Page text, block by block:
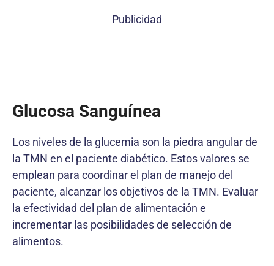
Publicidad
Glucosa Sanguínea
Los niveles de la glucemia son la piedra angular de
la TMN en el paciente diabético. Estos valores se
emplean para coordinar el plan de manejo del
paciente, alcanzar los objetivos de la TMN. Evaluar
la efectividad del plan de alimentación e
incrementar las posibilidades de selección de
alimentos.